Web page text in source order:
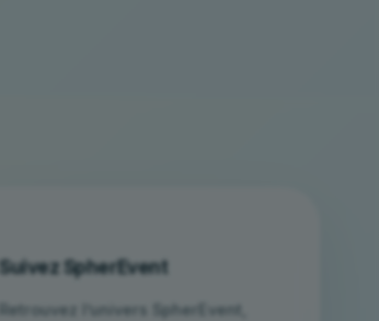
Suivez SpherEvent
Retrouvez l’univers SpherEvent,